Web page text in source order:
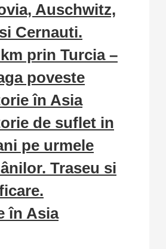
Auschwitz,
Cernauti.
prin Turcia –
poveste
în Asia
de suflet in
pe urmele
Traseu si
în Asia